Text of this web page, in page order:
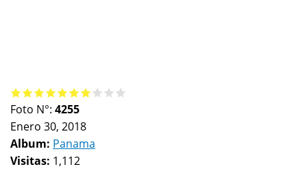
Foto N°: 4255
Enero 30, 2018
Album: Panama
Visitas: 1,112